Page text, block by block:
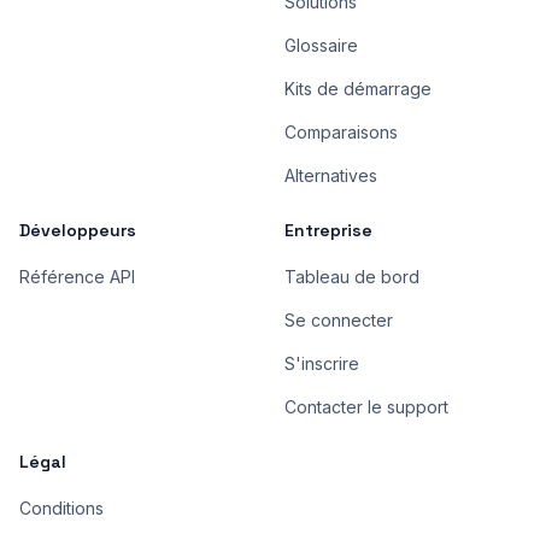
Glossaire
Kits de démarrage
Comparaisons
Alternatives
Développeurs
Référence API
Entreprise
Tableau de bord
Se connecter
S'inscrire
Contacter le support
Légal
Conditions